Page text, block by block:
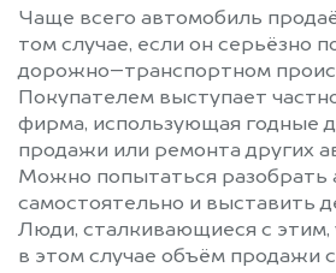
Чаще всего автомобиль
том случае, если он серьёзно
дорожно–транспортном
Покупателем выступает
фирма, использующая годные
продажи или ремонта других
Можно попытаться разобрать
самостоятельно и выставить
Люди, сталкивающиеся с
в этом случае объём продажи